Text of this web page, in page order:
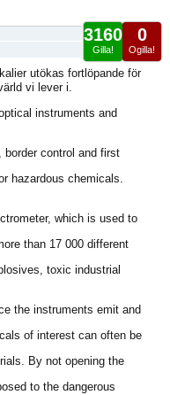
0
Ogilla!
3160
Gilla!
utökas fortlöpande för
vi lever i.
instruments and
border control and first
hazardous chemicals.
which is used to
than 17 000 different
toxic industrial
the instruments emit and
of interest can often be
By not opening the
to the dangerous